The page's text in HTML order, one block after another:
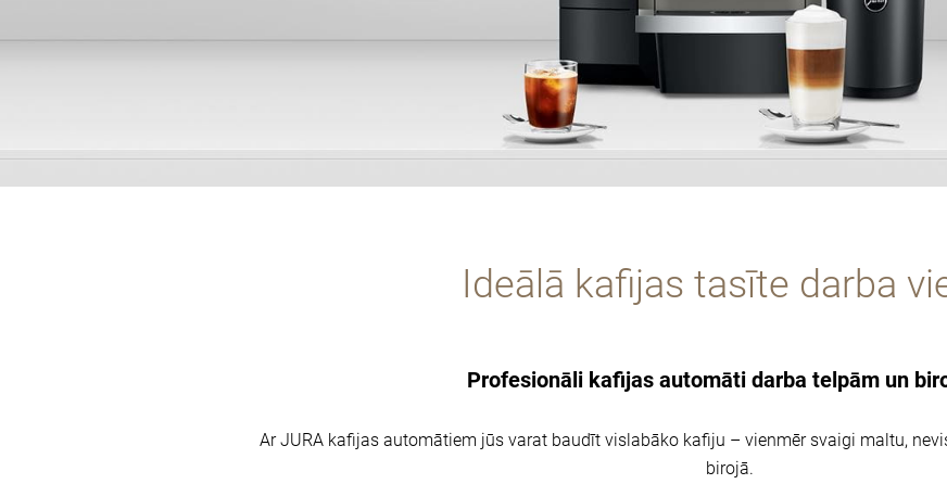
Ideālā kafijas tasīte darba
Profesionāli kafijas automāti darba telpām un
Ar JURA kafijas automātiem jūs varat baudīt vislabāko kafiju – vienmēr svaigi maltu,
birojā.